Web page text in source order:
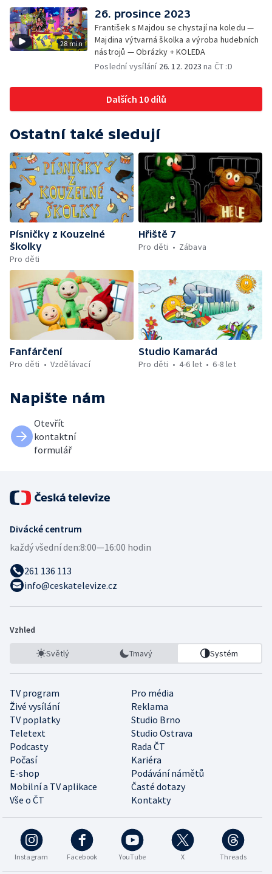
28 min
26. prosince 2023
František s Majdou se chystají na koledu —
Majdina výtvarná školka a výroba hudebních
nástrojů — Obrázky + KOLEDA
Poslední vysílání 26. 12. 2023 na ČT :D
Dalších 10 dílů
Ostatní také sledují
Písničky z Kouzelné
školky
Pro děti
Hřiště 7
Pro děti
Zábava
Fanfárčení
Pro děti
Vzdělávací
Studio Kamarád
Pro děti
4-6 let 6-8 let
Napište nám
Otevřít
kontaktní
formulář
Divácké centrum
každý všední den:8:00—16:00 hodin
261 136 113
info@ceskatelevize.cz
Vzhled
Světlý Tmavý Systém
TV program
Pro média
Živé vysílání
Reklama
TV poplatky
Studio Brno
Teletext
Studio Ostrava
Podcasty
Rada ČT
Počasí
Kariéra
E-shop
Podávání námětů
Mobilní a TV aplikace
Časté dotazy
Vše o ČT
Kontakty
Instagram Facebook YouTube X Threads